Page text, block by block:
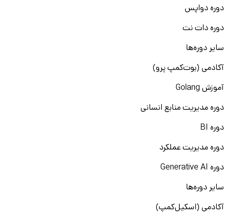
دوره دواپس
دوره دات نت
سایر دوره‌ها
آکادمی (بوت‌کمپ پرو)
آموزش Golang
دوره مدیریت منابع انسانی
دوره BI
دوره مدیریت عملکرد
دوره Generative AI
سایر دوره‌ها
آکادمی (اسکیل‌کمپ)